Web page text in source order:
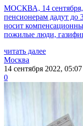
МОСКВА, 14 сентября,
пенсионерам дадут до
носит
пожилые люди,
читать далее
Москва
14 сентября 2022, 05:07
0